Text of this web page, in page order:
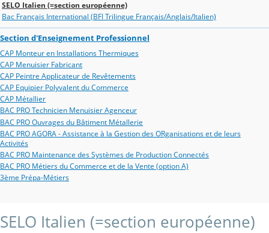
SELO Italien (=section européenne)
Bac Français International (BFI Trilingue Français/Anglais/Italien)
Section d'Enseignement Professionnel
CAP Monteur en Installations Thermiques
CAP Menuisier Fabricant
CAP Peintre Applicateur de Revêtements
CAP Equipier Polyvalent du Commerce
CAP Métallier
BAC PRO Technicien Menuisier Agenceur
BAC PRO Ouvrages du Bâtiment Métallerie
BAC PRO AGORA - Assistance à la Gestion des ORganisations et de leurs
Activités
BAC PRO Maintenance des Systèmes de Production Connectés
BAC PRO Métiers du Commerce et de la Vente (option A)
3ème Prépa-Métiers
SELO Italien (=section européenne)